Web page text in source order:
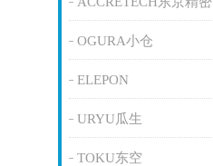
OGURA小仓
ELEPON
URYU瓜生
TOKU东空